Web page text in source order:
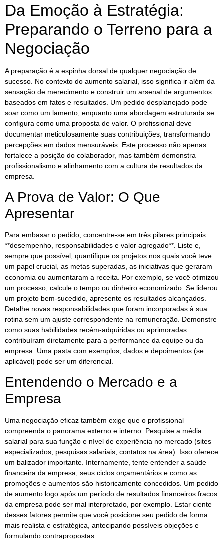
Da Emoção à Estratégia:
Preparando o Terreno para a
Negociação
A preparação é a espinha dorsal de qualquer negociação de
sucesso. No contexto do aumento salarial, isso significa ir além da
sensação de merecimento e construir um arsenal de argumentos
baseados em fatos e resultados. Um pedido desplanejado pode
soar como um lamento, enquanto uma abordagem estruturada se
configura como uma proposta de valor. O profissional deve
documentar meticulosamente suas contribuições, transformando
percepções em dados mensuráveis. Este processo não apenas
fortalece a posição do colaborador, mas também demonstra
profissionalismo e alinhamento com a cultura de resultados da
empresa.
A Prova de Valor: O Que
Apresentar
Para embasar o pedido, concentre-se em três pilares principais:
**desempenho, responsabilidades e valor agregado**. Liste e,
sempre que possível, quantifique os projetos nos quais você teve
um papel crucial, as metas superadas, as iniciativas que geraram
economia ou aumentaram a receita. Por exemplo, se você otimizou
um processo, calcule o tempo ou dinheiro economizado. Se liderou
um projeto bem-sucedido, apresente os resultados alcançados.
Detalhe novas responsabilidades que foram incorporadas à sua
rotina sem um ajuste correspondente na remuneração. Demonstre
como suas habilidades recém-adquiridas ou aprimoradas
contribuíram diretamente para a performance da equipe ou da
empresa. Uma pasta com exemplos, dados e depoimentos (se
aplicável) pode ser um diferencial.
Entendendo o Mercado e a
Empresa
Uma negociação eficaz também exige que o profissional
compreenda o panorama externo e interno. Pesquise a média
salarial para sua função e nível de experiência no mercado (sites
especializados, pesquisas salariais, contatos na área). Isso oferece
um balizador importante. Internamente, tente entender a saúde
financeira da empresa, seus ciclos orçamentários e como as
promoções e aumentos são historicamente concedidos. Um pedido
de aumento logo após um período de resultados financeiros fracos
da empresa pode ser mal interpretado, por exemplo. Estar ciente
desses fatores permite que você posicione seu pedido de forma
mais realista e estratégica, antecipando possíveis objeções e
formulando contrapropostas.